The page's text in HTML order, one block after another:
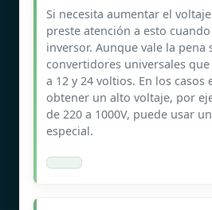
Si necesita aumentar el voltaje
preste atención a esto
inversor. Aunque vale la pena
convertidores universales
a 12 y 24 voltios. En los casos
obtener un alto voltaje, por
de 220 a 1000V, puede usar
especial.